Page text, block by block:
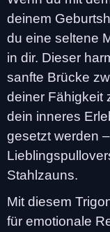
deinem
du eine seltene
in dir. Dieser
sanfte Brücke
deiner Fähigkeit
dein inneres
gesetzt werden
Stahlzauns.
Mit diesem
für emotionale